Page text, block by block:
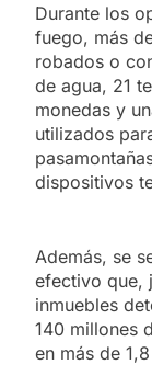
Durante los
fuego, más
robados o
de agua, 21
monedas y
utilizados
dispositivos
Además, se
efectivo que,
inmuebles
140 millones
en más de